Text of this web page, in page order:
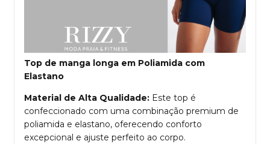
Top de manga longa em Poliamida com
Elastano
Material de Alta Qualidade: Este top é
confeccionado com uma combinação premium de
poliamida e elastano, oferecendo conforto
excepcional e ajuste perfeito ao corpo.